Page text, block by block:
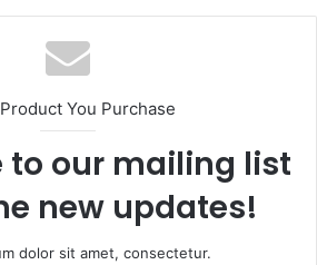
sit
esi
You Purchase
to our mailing list
new updates!
dolor sit amet, consectetur.